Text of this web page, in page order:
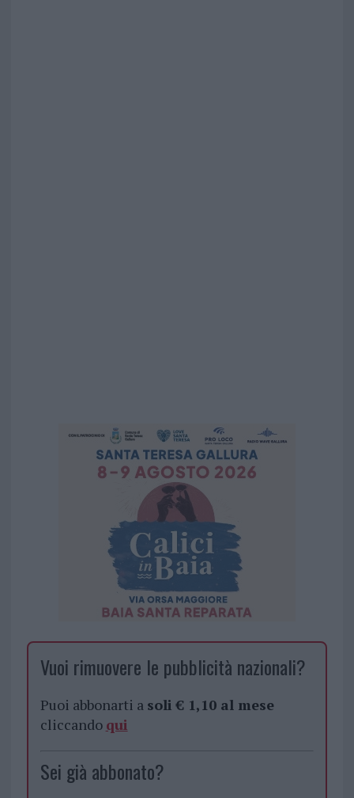
Vuoi rimuovere le pubblicità nazionali?
Puoi abbonarti a soli € 1,10 al mese
cliccando qui
Sei già abbonato?